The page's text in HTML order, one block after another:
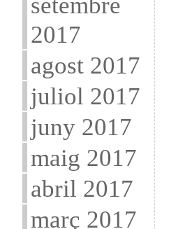
2017
agost 2017
juliol 2017
juny 2017
maig 2017
abril 2017
març 2017